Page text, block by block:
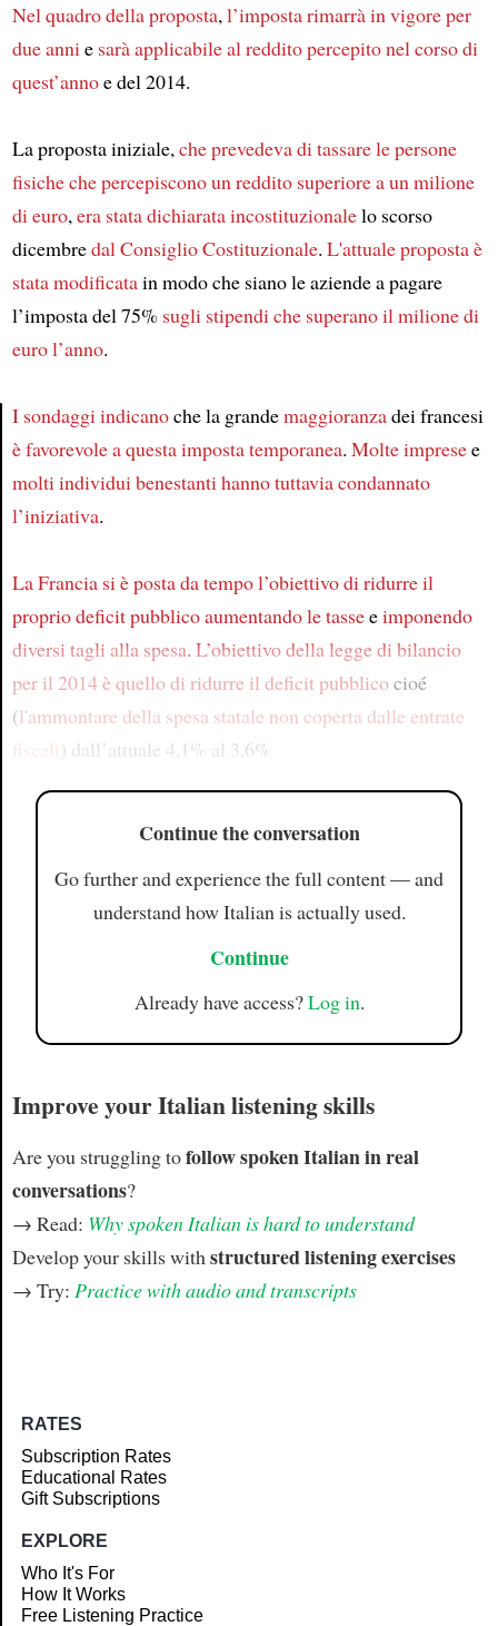
Nel quadro della proposta,l’imposta rimarrà in vigore per
due annie sarà applicabile al reddito percepito nel corso di
quest’annoe del 2014.
La proposta iniziale,che prevedeva di tassare le persone
fisicheche percepiscono un reddito superiore a un milione
di euro,era stata dichiarata incostituzionalelo scorso
dicembredal Consiglio Costituzionale. L'attuale proposta è
stata modificatain modo che siano le aziende a pagare
l’imposta del 75% sugli stipendi che superano il milione di
euro l’anno.
I sondaggi indicanoche la grandemaggioranzadei francesi
è favorevole a questa imposta temporanea. Molte impresee
molti individui benestantihanno tuttavia condannato
l’iniziativa.
La Francia si è posta da tempo l’obiettivodi ridurre il
proprio deficit pubblicoaumentando le tasseeimponendo
diversi tagli alla spesa. L’obiettivodella legge di bilancio
per il 2014è quello di ridurre il deficit pubblicocioé
(l'ammontare della spesa statale non coperta dalle entrate
fiscali ) dall’attuale 4,1% al 3,6%
Continue the conversation
Go further and experience the full content — and
understand how Italian is actually used.
Continue
Already have access?Log in.
Improve your Italian listening skills
Are you struggling tofollow spoken Italian in real
conversations?
→ Read: Why spoken Italian is hard to understand
Develop your skills with structured listening exercises
→ Try: Practice with audio and transcripts
RATES
Subscription Rates
Educational Rates
Gift Subscriptions
EXPLORE
Who It's For
How It Works
Free Listening Practice